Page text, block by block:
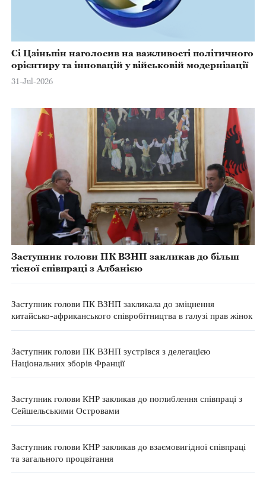
Сі Цзіньпін наголосив на важливості політичного
орієнтиру та інновацій у військовій модернізації
31-Jul-2026
Заступник голови ПК ВЗНП закликав до більш
тісної співпраці з Албанією
Заступник голови ПК ВЗНП закликала до зміцнення
китайсько-африканського співробітництва в галузі прав жінок
Заступник голови ПК ВЗНП зустрівся з делегацією
Національних зборів Франції
Заступник голови КНР закликав до поглиблення співпраці з
Сейшельськими Островами
Заступник голови КНР закликав до взаємовигідної співпраці
та загального процвітання